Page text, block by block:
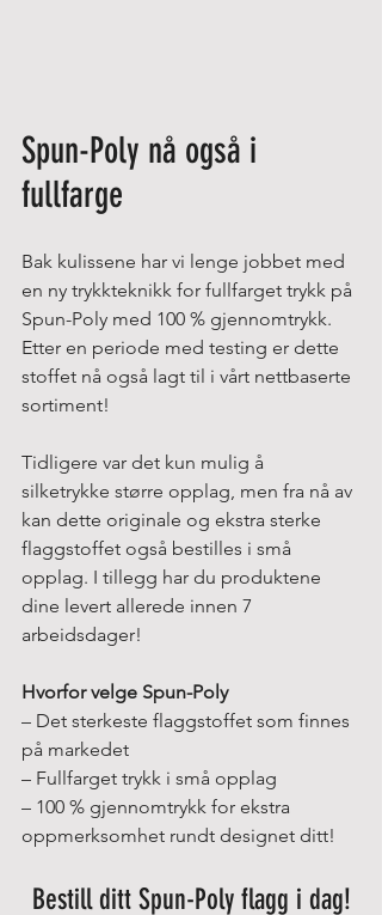
Spun-Poly nå også i
fullfarge
Bak kulissene har vi lenge jobbet med
en ny trykkteknikk for fullfarget trykk på
Spun-Poly med 100 % gjennomtrykk.
Etter en periode med testing er dette
stoffet nå også lagt til i vårt nettbaserte
sortiment!
Tidligere var det kun mulig å
silketrykke større opplag, men fra nå av
kan dette originale og ekstra sterke
flaggstoffet også bestilles i små
opplag. I tillegg har du produktene
dine levert allerede innen 7
arbeidsdager!
Hvorfor velge Spun-Poly
– Det sterkeste flaggstoffet som finnes
på markedet
– Fullfarget trykk i små opplag
– 100 % gjennomtrykk for ekstra
oppmerksomhet rundt designet ditt!
Bestill ditt Spun-Poly flagg i dag!